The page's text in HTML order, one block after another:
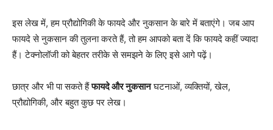
इस लेख में, हम प्रौद्योगिकी के फायदे और नुकसान के बारे में बताएंगे। जब आप
फायदे से नुकसान की तुलना करते हैं, तो हम आपको बता दें कि फायदे कहीं ज्यादा
हैं। टेक्नोलॉजी को बेहतर तरीके से समझने के लिए इसे आगे पढ़ें।
छात्र और भी पा सकते हैंफायदे और नुकसानघटनाओं, व्यक्तियों, खेल,
प्रौद्योगिकी, और बहुत कुछ पर लेख।